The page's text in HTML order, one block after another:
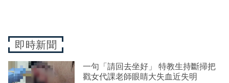
即時新聞
一句「請回去坐好」 特教生持斷掃把
戳女代課老師眼睛大失血近失明